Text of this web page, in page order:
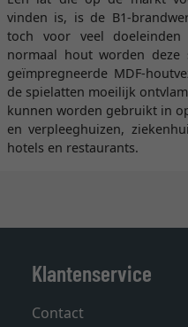
vinden is, is de B1-
toch voor veel
normaal hout worden deze
geïmpregneerde MDF-
de spielatten moeilijk
kunnen worden gebruikt in
en verpleeghuizen,
hotels en restaurants.
Klantenservice
Contact